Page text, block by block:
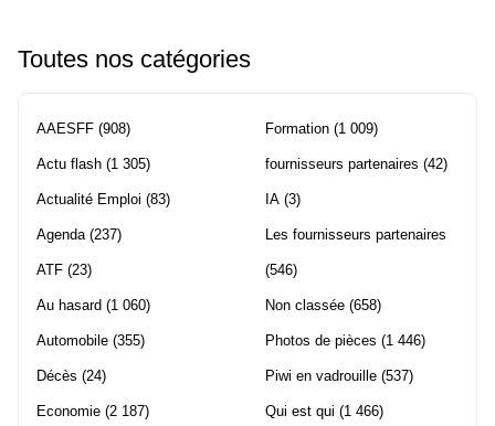
Toutes nos catégories
AAESFF (908)
Actu flash (1 305)
Actualité Emploi (83)
Agenda(237)
ATF (23)
Au hasard (1 060)
Automobile (355)
Décès (24)
Economie (2 187)
Formation (1 009)
fournisseurs partenaires (42)
IA (3)
Les fournisseurs partenaires
(546)
Non classée (658)
Photos de pièces (1 446)
Piwi en vadrouille (537)
Qui est qui (1 466)